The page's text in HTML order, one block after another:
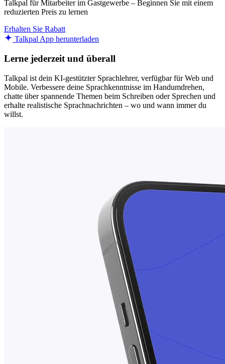
Talkpal für Mitarbeiter im Gastgewerbe – Beginnen Sie mit einem
reduzierten Preis zu lernen
Erhalten Sie Rabatt
Talkpal App herunterladen
Lerne jederzeit und überall
Talkpal ist dein KI-gestützter Sprachlehrer, verfügbar für Web und
Mobile. Verbessere deine Sprachkenntnisse im Handumdrehen,
chatte über spannende Themen beim Schreiben oder Sprechen und
erhalte realistische Sprachnachrichten – wo und wann immer du
willst.